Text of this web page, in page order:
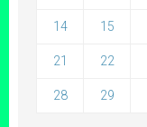
14 15
21 22
28 29